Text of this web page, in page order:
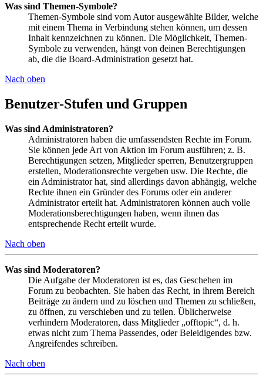
Was sind Themen-Symbole?
Themen-Symbole sind vom Autor ausgewählte Bilder, welche
mit einem Thema in Verbindung stehen können, um dessen
Inhalt kennzeichnen zu können. Die Möglichkeit, Themen-
Symbole zu verwenden, hängt von deinen Berechtigungen
ab, die die Board-Administration gesetzt hat.
Nach oben
Benutzer-Stufen und Gruppen
Was sind Administratoren?
Administratoren haben die umfassendsten Rechte im Forum.
Sie können jede Art von Aktion im Forum ausführen; z. B.
Berechtigungen setzen, Mitglieder sperren, Benutzergruppen
erstellen, Moderationsrechte vergeben usw. Die Rechte, die
ein Administrator hat, sind allerdings davon abhängig, welche
Rechte ihnen ein Gründer des Forums oder ein anderer
Administrator erteilt hat. Administratoren können auch volle
Moderationsberechtigungen haben, wenn ihnen das
entsprechende Recht erteilt wurde.
Nach oben
Was sind Moderatoren?
Die Aufgabe der Moderatoren ist es, das Geschehen im
Forum zu beobachten. Sie haben das Recht, in ihrem Bereich
Beiträge zu ändern und zu löschen und Themen zu schließen,
zu öffnen, zu verschieben und zu teilen. Üblicherweise
verhindern Moderatoren, dass Mitglieder „offtopic“, d. h.
etwas nicht zum Thema Passendes, oder Beleidigendes bzw.
Angreifendes schreiben.
Nach oben